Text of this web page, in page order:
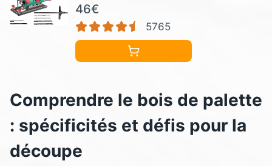
Modes de Coupe, Angle d'inclinaison
±45 °, 6 Lames de Scie, Changement
de Lames Rapide
46€
5765
Comprendre le bois de palette
: spécificités et défis pour la
découpe